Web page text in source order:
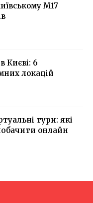
М17
Києві: 6
локацій
тури: які
онлайн